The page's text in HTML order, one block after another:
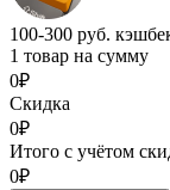
100-300 руб.
1 товар на сумму
0₽
Скидка
0₽
Итого с учётом
0₽